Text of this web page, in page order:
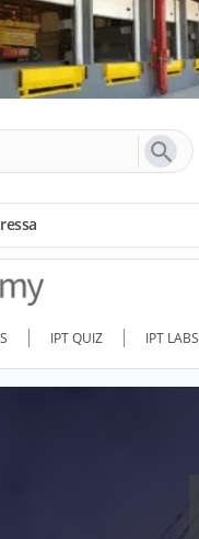
IPT QUIZ IPT LABS